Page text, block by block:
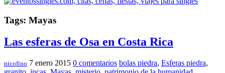
Tags: Mayas
Las esferas de Osa en Costa Rica
picofino 7 enero 2015 0 comentarios bolas piedra, Esferas piedra,